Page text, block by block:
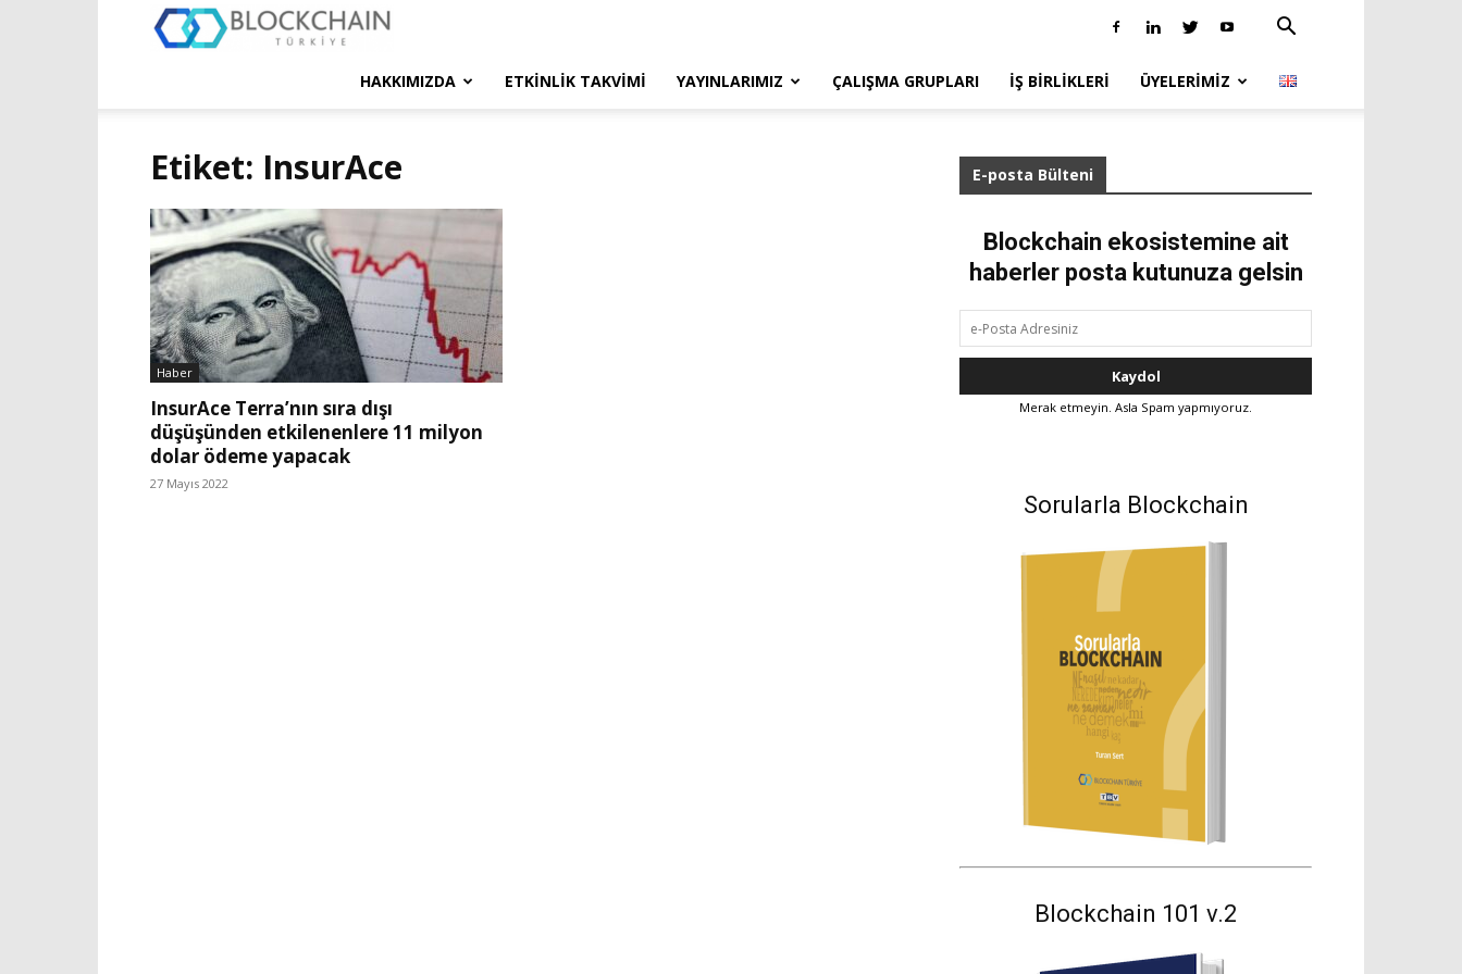
Türkiye
HAKKIMIZDA ETKINLIK TAKVIMI YAYINLARIMIZ ÇALIŞMA GRUPLARI İŞ BIRLIKLERI ÜYELERIMIZ
Etiket: InsurAce
Haber
InsurAce Terra’nın sıra dışı
düşüşünden etkilenenlere 11 milyon
dolar ödeme yapacak
27 Mayıs 2022
E-posta Bülteni
Blockchain ekosistemine ait
haberler posta kutunuza gelsin
Merak etmeyin. Asla Spam yapmıyoruz.
Sorularla Blockchain
Blockchain 101 v.2